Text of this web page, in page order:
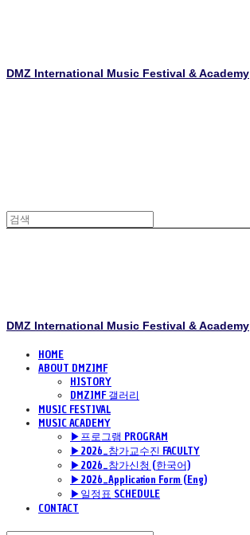
DMZ International Music Festival & Academy
DMZ International Music Festival & Academy
HOME
ABOUT DMZIMF
HISTORY
DMZIMF 갤러리
MUSIC FESTIVAL
MUSIC ACADEMY
▶프로그램 PROGRAM
▶2026_참가교수진 FACULTY
▶2026_참가신청 (한국어)
▶2026_Application Form (Eng)
▶일정표 SCHEDULE
CONTACT